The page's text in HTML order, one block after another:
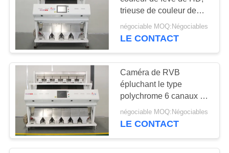
D'USINE
CONTRÔLE
DE
QUALITÉ
CONTACTEZ-
NOUS
Trieur de grains
couleur
trieuse de couleur de
pomme de terre de
quatre canaux
négociable MOQ:Négociables
LE CONTACT
Caméra de RVB
épluchant le type
polychrome 6 canaux de
CCD de trieuse de fèves
de mung
négociable MOQ:Négociables
LE CONTACT